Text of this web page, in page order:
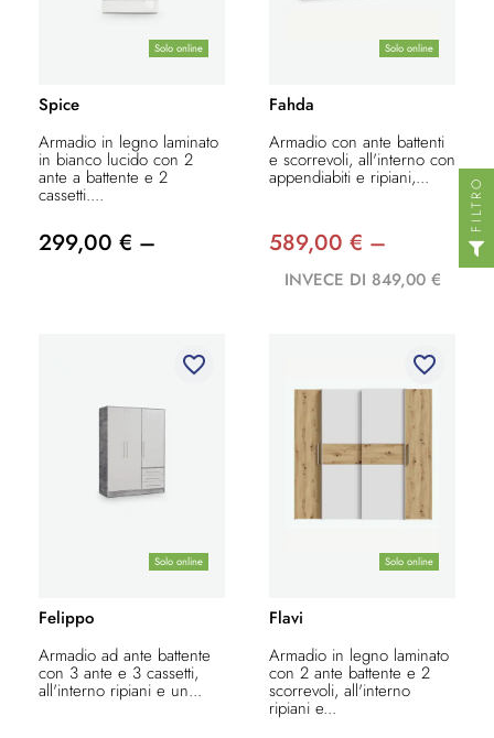
Solo online
Spice
Armadio in legno laminato
in bianco lucido con 2
ante a battente e 2
cassetti....
299,00 € –
Solo online
Fahda
Armadio con ante battenti
e scorrevoli, all'interno con
appendiabiti e ripiani,...
589,00 € –
INVECE DI 849,00 €
Solo online
favorite_border
Felippo
Armadio ad ante battente
con 3 ante e 3 cassetti,
all'interno ripiani e un...
Solo online
favorite_border
Flavi
Armadio in legno laminato
con 2 ante battente e 2
scorrevoli, all'interno
ripiani e...
FILTRO